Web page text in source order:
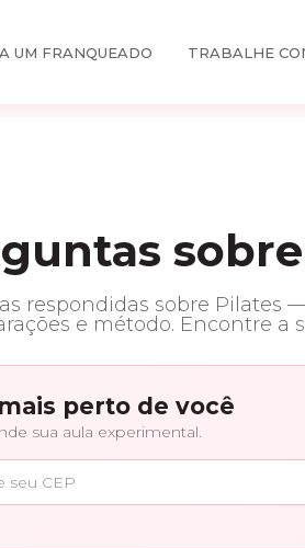
UM FRANQUEADO TRABALHE
sobre
respondidas sobre Pilates
e método. Encontre a
perto de você
sua aula experimental.